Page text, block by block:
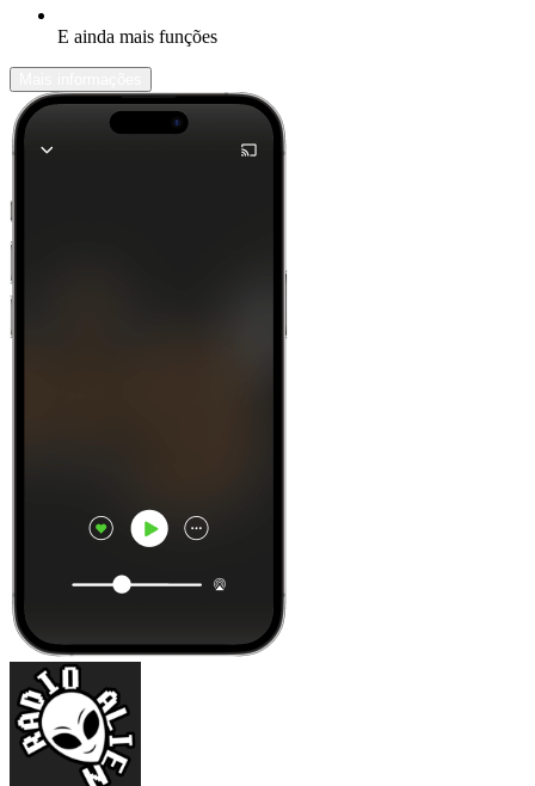
E ainda mais funções